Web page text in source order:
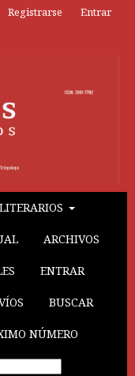
ARCHIVOS
ENTRAR
BUSCAR
NÚMERO
Registrarse Entrar